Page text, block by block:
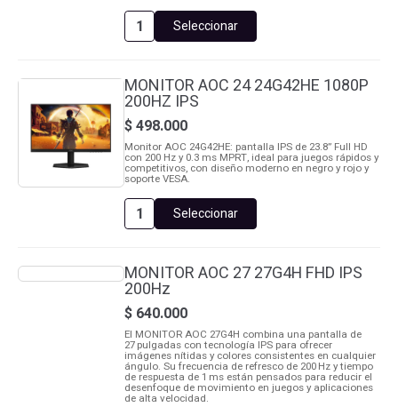
MONITOR
AOC
22B35HM23
1080P
120HZ
cantidad
Seleccionar
MONITOR AOC 24 24G42HE 1080P
200HZ IPS
$498.000
Monitor AOC 24G42HE: pantalla IPS de 23.8” Full HD
con 200 Hz y 0.3 ms MPRT, ideal para juegos rápidos y
competitivos, con diseño moderno en negro y rojo y
soporte VESA.
MONITOR
AOC
24G42HE
1080P
200HZ
IPS
cantidad
Seleccionar
MONITOR AOC 27 27G4H FHD IPS
200Hz
$ 640.000
El MONITOR AOC 27G4H combina una pantalla de
27 pulgadas con tecnología IPS para ofrecer
imágenes nítidas y colores consistentes en cualquier
ángulo. Su frecuencia de refresco de 200 Hz y tiempo
de respuesta de 1 ms están pensados para reducir el
desenfoque de movimiento en juegos y aplicaciones
de alta velocidad.